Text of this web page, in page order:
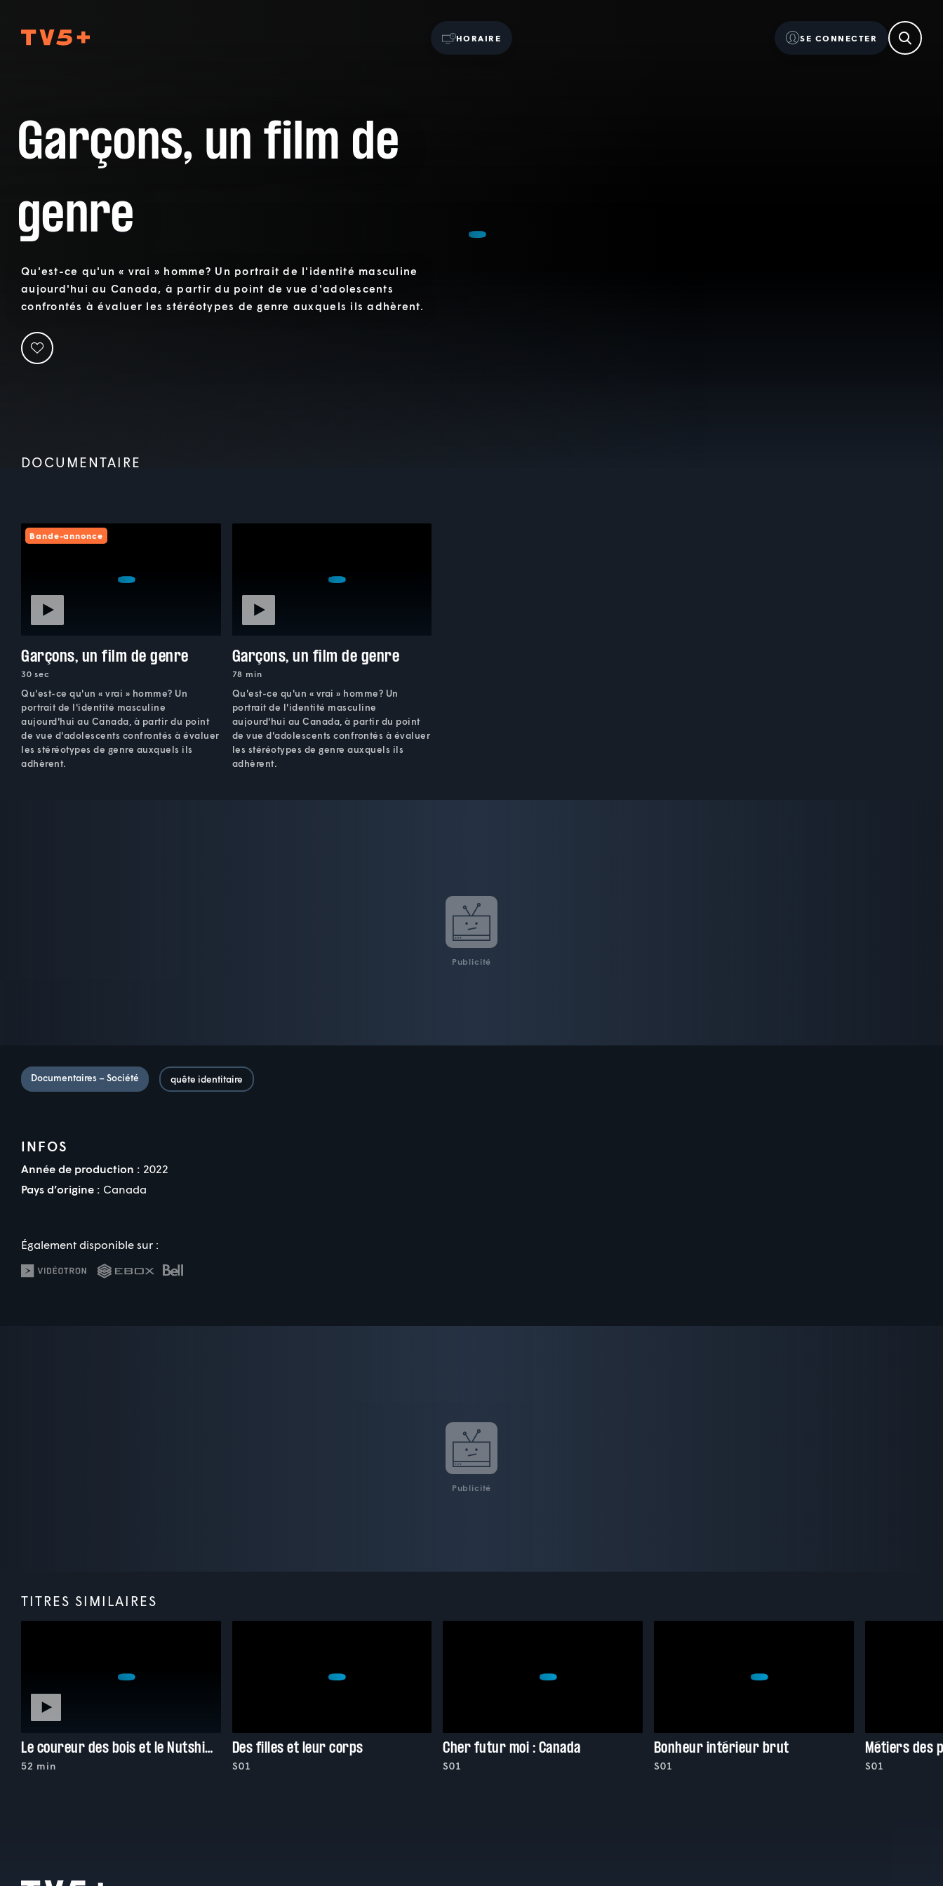
HORAIRE SE CONNECTER
Garçons, un film de
genre
Qu'est-ce qu'un « vrai » homme? Un portrait de l'identité masculine
aujourd'hui au Canada, à partir du point de vue d'adolescents
confrontés à évaluer les stéréotypes de genre auxquels ils adhèrent.
DOCUMENTAIRE
Bande-annonce
Garçons, un film de genre
30 sec
Qu'est-ce qu'un « vrai » homme? Un
portrait de l'identité masculine
aujourd'hui au Canada, à partir du point
de vue d'adolescents confrontés à évaluer
les stéréotypes de genre auxquels ils
adhèrent.
Garçons, un film de genre
78 min
Qu'est-ce qu'un « vrai » homme? Un
portrait de l'identité masculine
aujourd'hui au Canada, à partir du point
de vue d'adolescents confrontés à évaluer
les stéréotypes de genre auxquels ils
adhèrent.
Publicité
Documentaires – Société quête identitaire
INFOS
Année de production : 2022
Pays d’origine : Canada
Également disponible sur :
Publicité
TITRES SIMILAIRES
Le coureur des bois et le Nutshimiu-innu
52 min
Des filles et leur corps
S01
Cher futur moi : Canada
S01
Bonheur intérieur brut
S01
Métiers des
S01